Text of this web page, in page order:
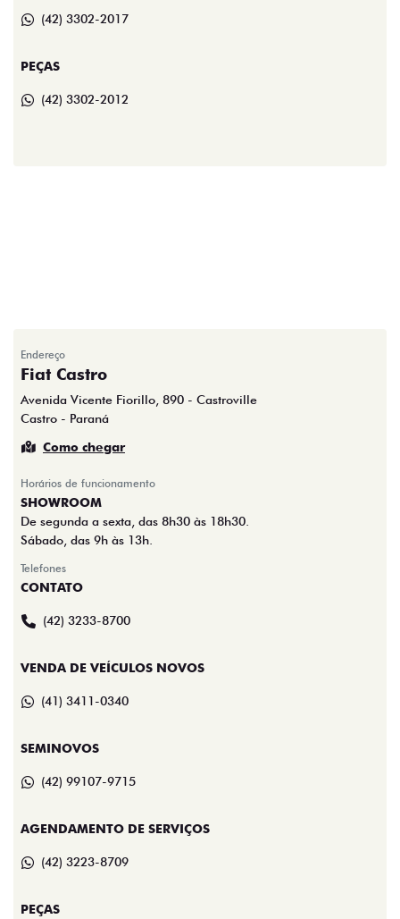
(42) 3302-2017
PEÇAS
(42) 3302-2012
Endereço
Fiat Castro
Avenida Vicente Fiorillo, 890 - Castroville
Castro - Paraná
Como chegar
Horários de funcionamento
SHOWROOM
De segunda a sexta, das 8h30 às 18h30.
Sábado, das 9h às 13h.
Telefones
CONTATO
(42) 3233-8700
VENDA DE VEÍCULOS NOVOS
(41) 3411-0340
SEMINOVOS
(42) 99107-9715
AGENDAMENTO DE SERVIÇOS
(42) 3223-8709
PEÇAS